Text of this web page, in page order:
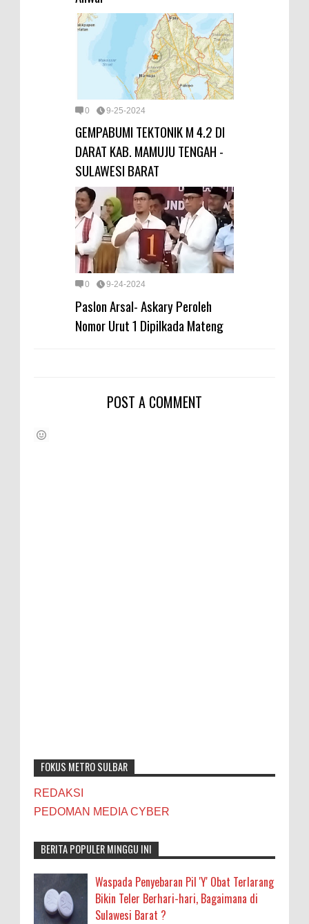
0 9-25-2024
GEMPABUMI TEKTONIK M 4.2 DI
DARAT KAB. MAMUJU TENGAH -
SULAWESI BARAT
0 9-24-2024
Paslon Arsal- Askary Peroleh
Nomor Urut 1 Dipilkada Mateng
POST A COMMENT
FOKUS METRO SULBAR
REDAKSI
PEDOMAN MEDIA CYBER
BERITA POPULER MINGGU INI
Waspada Penyebaran Pil 'Y' Obat Terlarang
Bikin Teler Berhari-hari, Bagaimana di
Sulawesi Barat ?